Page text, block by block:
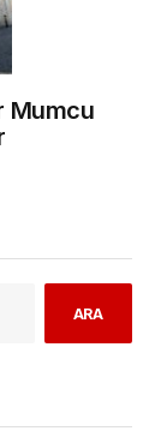
Mumcu
ARA